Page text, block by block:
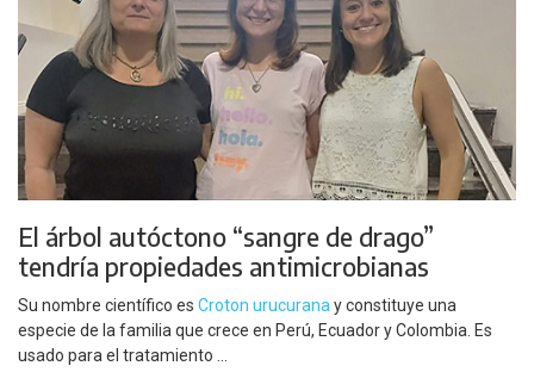
El árbol autóctono “sangre de drago”
tendría propiedades antimicrobianas
Su nombre científico es Croton urucuranay constituye una
especie de la familia que crece en Perú, Ecuador y Colombia. Es
usado para el tratamiento ...